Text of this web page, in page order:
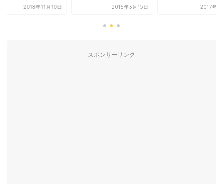
2018年11月10日 2016年3月15日 2017年9
スポンサーリンク